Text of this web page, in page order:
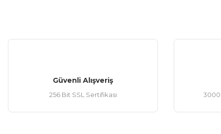
Güvenli Alışveriş
256 Bit SSL Sertifikası 3000